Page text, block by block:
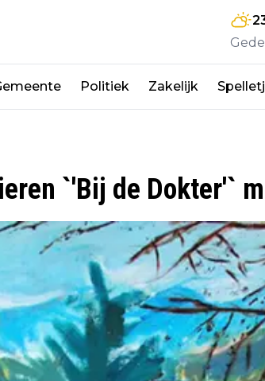
Politiek Zakelijk
`'Bij de Dokter'`